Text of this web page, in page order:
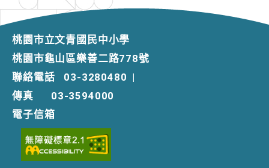
桃園市立文青國民中小學
桃園市龜山區樂善二路778號
聯絡電話
03-3280480 |
傳真
03-3594000
電子信箱